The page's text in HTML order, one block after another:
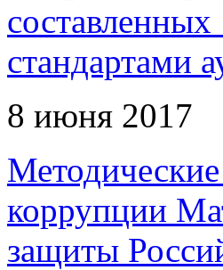
стандартами
8 июня 2017
коррупции
защиты